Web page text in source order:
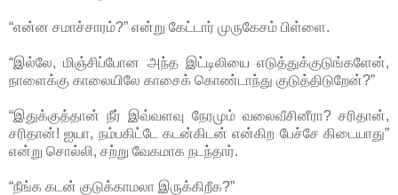
“என்ன சமாச்சாரம்?” என்று கேட்டார் முருகேசம் பிள்ளை.
“இல்லே, மிஞ்சிப்போன அந்த இட்டிலியை எடுத்துக்குடுங்களேன்,
நாளைக்கு காலையிலே காசைக் கொண்டாந்து குடுத்திடுறேன்?”
“இதுக்குத்தான் நீர் இவ்வளவு நேரமும் வலைவீசினீரா? சரிதான்,
சரிதான்! ஐயா, நம்பகிட்டே கடன்கிடன் என்கிற பேச்சே கிடையாது”
என்று சொல்லி, சற்று வேகமாக நடந்தார்.
“நீங்க கடன் குடுக்காமலா இருக்கிறீக?”